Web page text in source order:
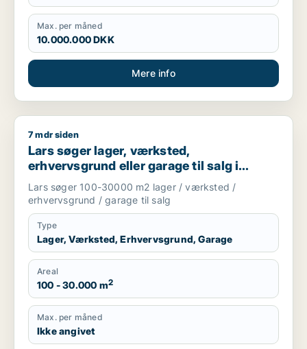
Max. per måned
10.000.000 DKK
Mere info
Lars søger lager, værksted, erhvervsgrund eller garage til
7 mdr siden
Lars søger lager, værksted,
erhvervsgrund eller garage til salg i
Herning, Ikast eller Sunds m.fl.
Lars søger 100-30000 m2 lager / værksted /
erhvervsgrund / garage til salg
Type
Lager, Værksted, Erhvervsgrund, Garage
Areal
100 - 30.000 m2
Max. per måned
Ikke angivet